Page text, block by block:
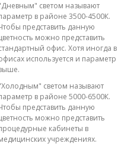
светом называют
в районе 3500-4500К.
представить данную
можно представить
офис. Хотя иногда в
используется и параметр
светом называют
в районе 5000-6500К.
представить данную
можно представить
кабинеты в
учреждениях.